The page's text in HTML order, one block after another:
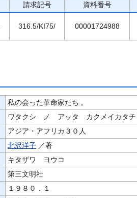
請求記号 資料番号
316.5/KI75/ 00001724988
私の会った革命家たち ,
ワタクシ ノ アッタ カクメイカタチ
アジア・アフリカ３０人
北沢洋子 ／著
キタザワ ヨウコ
第三文明社
１９８０．１